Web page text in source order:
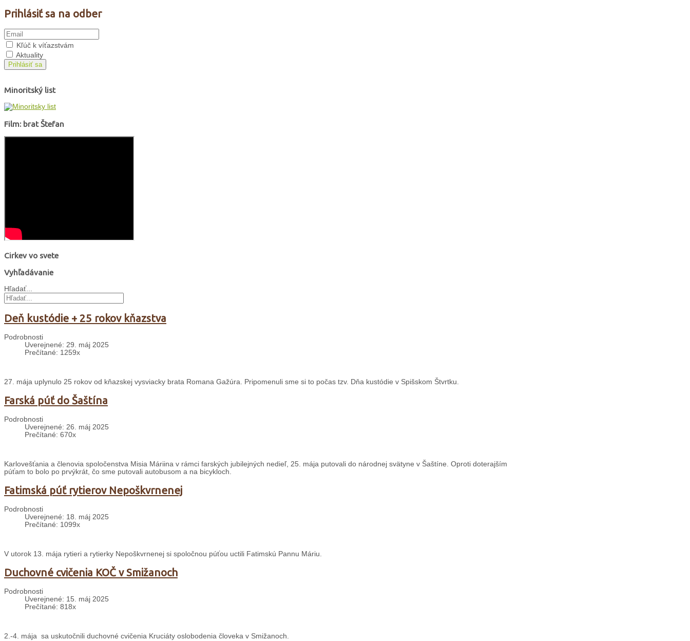
Prihlásiť sa na odber
Kľúč k víťazstvám
Aktuality
Prihlásiť sa
Minoritský list
Film: brat Štefan
Cirkev vo svete
Vyhľadávanie
Hľadať...
Deň kustódie + 25 rokov kňazstva
Podrobnosti
Uverejnené: 29. máj 2025
Prečítané: 1259x
27. mája uplynulo 25 rokov od kňazskej vysviacky brata Romana Gažúra. Pripomenuli sme si to počas tzv. Dňa kustódie v Spišskom Štvrtku.
Farská púť do Šaštína
Podrobnosti
Uverejnené: 26. máj 2025
Prečítané: 670x
Karlovešťania a členovia spoločenstva Misia Máriina v rámci farských jubilejných nedieľ, 25. mája putovali do národnej svätyne v Šaštíne. Oproti doterajším
púťam to bolo po prvýkrát, čo sme putovali autobusom a na bicykloch.
Fatimská púť rytierov Nepoškvrnenej
Podrobnosti
Uverejnené: 18. máj 2025
Prečítané: 1099x
V utorok 13. mája rytieri a rytierky Nepoškvrnenej si spoločnou púťou uctili Fatimskú Pannu Máriu.
Duchovné cvičenia KOČ v Smižanoch
Podrobnosti
Uverejnené: 15. máj 2025
Prečítané: 818x
2.-4. mája sa uskutočnili duchovné cvičenia Kruciáty oslobodenia človeka v Smižanoch.